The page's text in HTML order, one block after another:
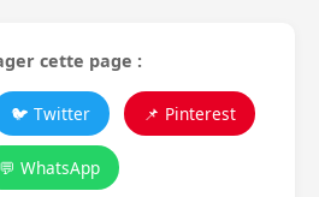
cette page :
🐦 Twitter 📌 Pinterest
💬 WhatsApp